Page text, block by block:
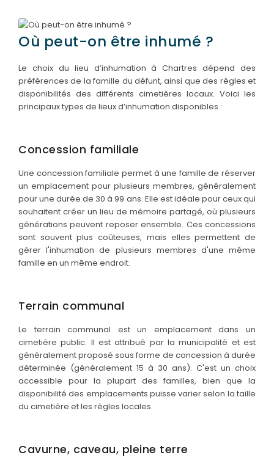
Où peut-on être inhumé ?
Le choix du lieu d’inhumation à Chartres dépend des
préférences de la famille du défunt, ainsi que des règles et
disponibilités des différents cimetières locaux. Voici les
principaux types de lieux d’inhumation disponibles :
Concession familiale
Une concession familiale permet à une famille de réserver
un emplacement pour plusieurs membres, généralement
pour une durée de 30 à 99 ans. Elle est idéale pour ceux qui
souhaitent créer un lieu de mémoire partagé, où plusieurs
générations peuvent reposer ensemble. Ces concessions
sont souvent plus coûteuses, mais elles permettent de
gérer l'inhumation de plusieurs membres d'une même
famille en un même endroit.
Terrain communal
Le terrain communal est un emplacement dans un
cimetière public. Il est attribué par la municipalité et est
généralement proposé sous forme de concession à durée
déterminée (généralement 15 à 30 ans). C'est un choix
accessible pour la plupart des familles, bien que la
disponibilité des emplacements puisse varier selon la taille
du cimetière et les règles locales.
Cavurne, caveau, pleine terre